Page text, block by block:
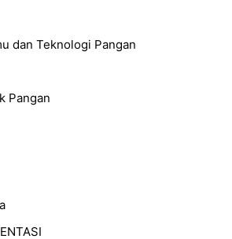
dan Teknologi Pangan
Pangan